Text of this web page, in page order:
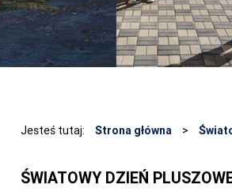
Jesteś tutaj: Strona główna >
ŚWIATOWY DZIEŃ